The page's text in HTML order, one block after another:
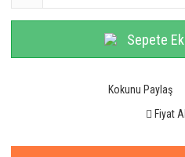
Sepete
Kokunu Paylaş
Fiyat